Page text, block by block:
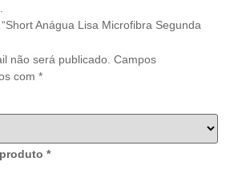
Anágua Lisa Microfibra Segunda
não será publicado. Campos
com *
*